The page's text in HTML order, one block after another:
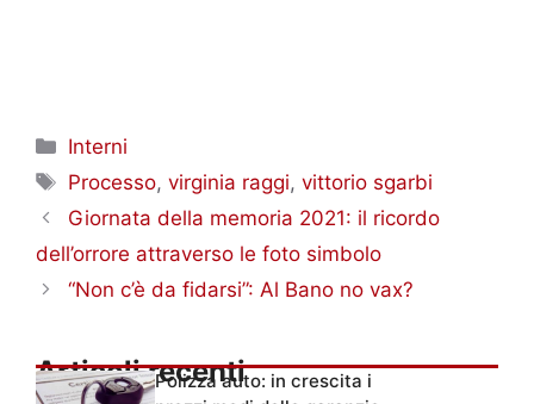
Categorie
Interni
Tag
Processo,virginia raggi,vittorio sgarbi
Giornata della memoria 2021: il ricordo
dell’orrore attraverso le foto simbolo
“Non c’è da fidarsi”: Al Bano no vax?
Articoli recentiPolizza auto: in crescita i